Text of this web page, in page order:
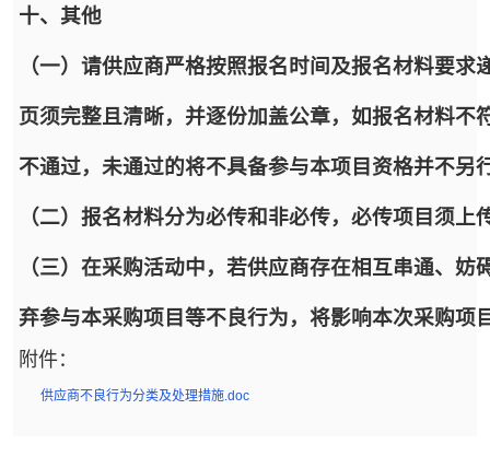
十、其他
（一）请供应商严格按照报名时间及报名材料要
页须完整且清晰，并逐份加盖公章，如报名材料
不通过，未通过的将不具备参与本项目资格并不另
（二）报名材料分为必传和非必传，必传项目须上
（三）在采购活动中，若供应商存在相互串通、
弃参与本采购项目等不良行为，将影响本次采购
附件：
供应商不良行为分类及处理措施.doc